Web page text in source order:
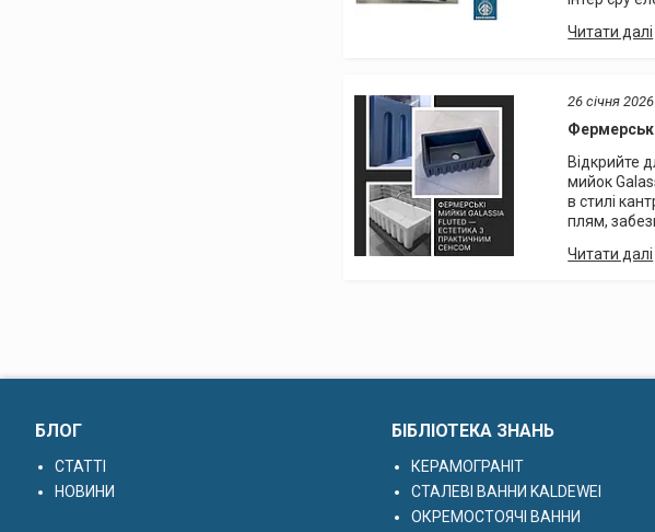
26 січня 2026
Відкрийте
мийок
в стилі
плям,
БЛОГ
СТАТТІ
НОВИНИ
БІБЛІОТЕКА ЗНАНЬ
КЕРАМОГРАНІТ
СТАЛЕВІ ВАННИ KALDEWEI
ОКРЕМОСТОЯЧІ ВАННИ